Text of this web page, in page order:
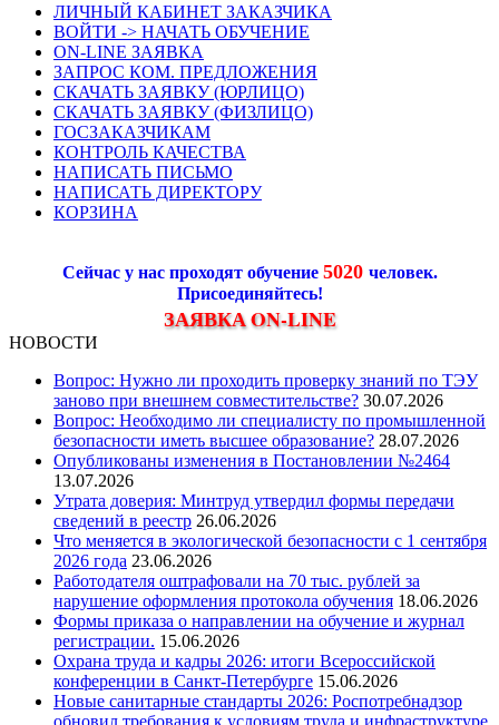
ЛИЧНЫЙ КАБИНЕТ ЗАКАЗЧИКА
ВОЙТИ -> НАЧАТЬ ОБУЧЕНИЕ
ON-LINE ЗАЯВКА
ЗАПРОС КОМ. ПРЕДЛОЖЕНИЯ
СКАЧАТЬ ЗАЯВКУ (ЮРЛИЦО)
СКАЧАТЬ ЗАЯВКУ (ФИЗЛИЦО)
ГОСЗАКАЗЧИКАМ
КОНТРОЛЬ КАЧЕСТВА
НАПИСАТЬ ПИСЬМО
НАПИСАТЬ ДИРЕКТОРУ
КОРЗИНА
Сейчас у нас проходят обучение 5020 человек.
Присоединяйтесь!
ЗАЯВКА ON-LINE
НОВОСТИ
Вопрос: Нужно ли проходить проверку знаний по ТЭУ
заново при внешнем совместительстве? 30.07.2026
Вопрос: Необходимо ли специалисту по промышленной
безопасности иметь высшее образование? 28.07.2026
Опубликованы изменения в Постановлении №2464
13.07.2026
Утрата доверия: Минтруд утвердил формы передачи
сведений в реестр 26.06.2026
Что меняется в экологической безопасности с 1 сентября
2026 года 23.06.2026
Работодателя оштрафовали на 70 тыс. рублей за
нарушение оформления протокола обучения 18.06.2026
Формы приказа о направлении на обучение и журнал
регистрации. 15.06.2026
Охрана труда и кадры 2026: итоги Всероссийской
конференции в Санкт-Петербурге 15.06.2026
Новые санитарные стандарты 2026: Роспотребнадзор
обновил требования к условиям труда и инфраструктуре